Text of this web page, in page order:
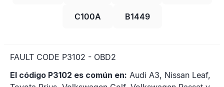
C100A B1449
FAULT CODE P3102 - OBD2
El código P3102 es común en: Audi A3, Nissan Leaf,